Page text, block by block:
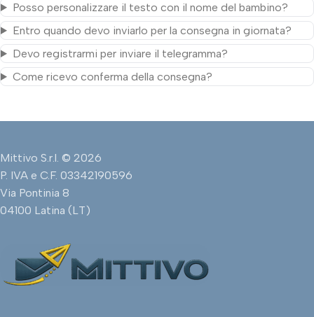
Posso personalizzare il testo con il nome del bambino?
Entro quando devo inviarlo per la consegna in giornata?
Devo registrarmi per inviare il telegramma?
Come ricevo conferma della consegna?
Mittivo S.r.l. © 2026
P. IVA e C.F. 03342190596
Via Pontinia 8
04100 Latina (LT)